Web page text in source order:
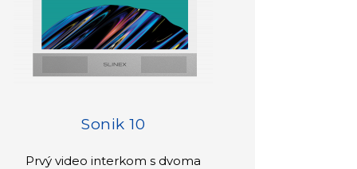
Sonik 10
Prvý video interkom s dvoma